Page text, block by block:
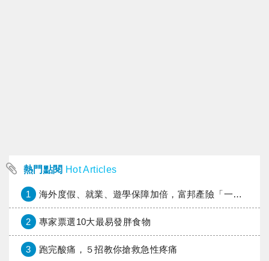
熱門點閱 Hot Articles
1 海外度假、就業、遊學保障加倍，富邦產險「一期逐夢」專案加碼遠距醫療與緊急救援
2 專家票選10大最易發胖食物
3 跑完酸痛，５招教你搶救急性疼痛